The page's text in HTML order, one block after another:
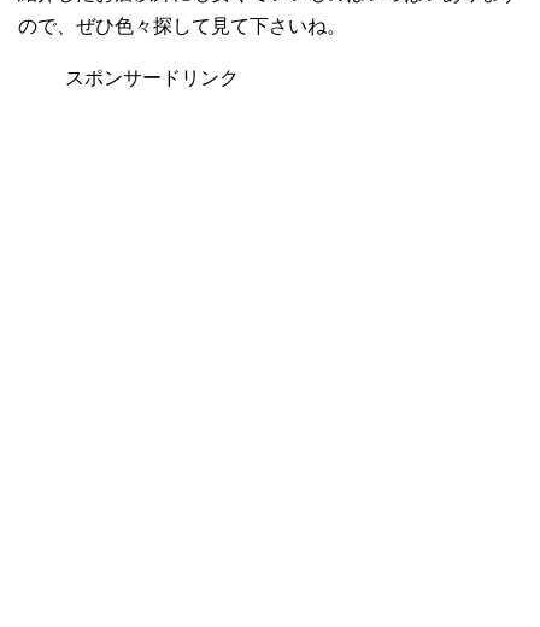
ので、ぜひ色々探して見て下さいね。
スポンサードリンク